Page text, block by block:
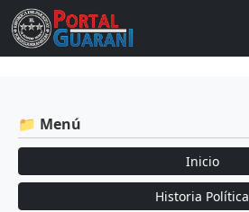
📁 Menú
Inicio
Historia Política